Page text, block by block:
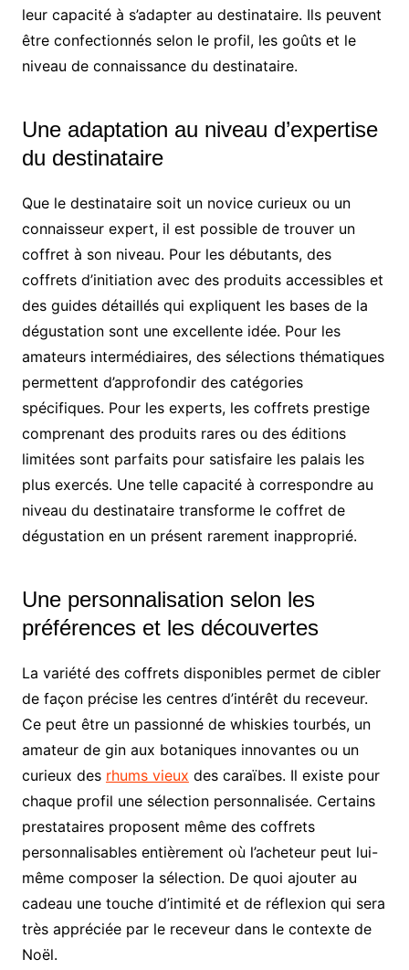
leur capacité à s’adapter au destinataire. Ils peuvent
être confectionnés selon le profil, les goûts et le
niveau de connaissance du destinataire.
Une adaptation au niveau d’expertise
du destinataire
Que le destinataire soit un novice curieux ou un
connaisseur expert, il est possible de trouver un
coffret à son niveau. Pour les débutants, des
coffrets d’initiation avec des produits accessibles et
des guides détaillés qui expliquent les bases de la
dégustation sont une excellente idée. Pour les
amateurs intermédiaires, des sélections thématiques
permettent d’approfondir des catégories
spécifiques. Pour les experts, les coffrets prestige
comprenant des produits rares ou des éditions
limitées sont parfaits pour satisfaire les palais les
plus exercés. Une telle capacité à correspondre au
niveau du destinataire transforme le coffret de
dégustation en un présent rarement inapproprié.
Une personnalisation selon les
préférences et les découvertes
La variété des coffrets disponibles permet de cibler
de façon précise les centres d’intérêt du receveur.
Ce peut être un passionné de whiskies tourbés, un
amateur de gin aux botaniques innovantes ou un
curieux des rhums vieux des caraïbes. Il existe pour
chaque profil une sélection personnalisée. Certains
prestataires proposent même des coffrets
personnalisables entièrement où l’acheteur peut lui-
même composer la sélection. De quoi ajouter au
cadeau une touche d’intimité et de réflexion qui sera
très appréciée par le receveur dans le contexte de
Noël.